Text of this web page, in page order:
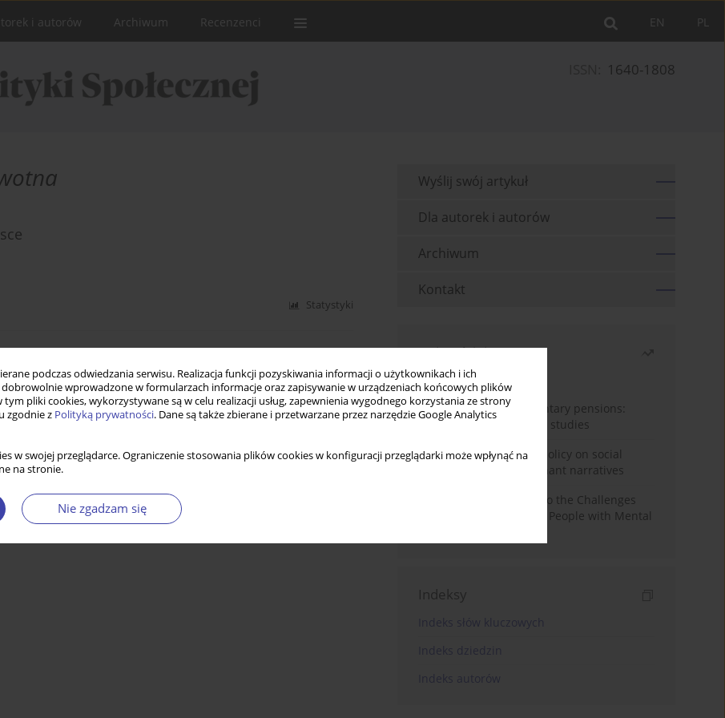
podczas odwiedzania serwisu. Realizacja funkcji pozyskiwania informacji o użytkownikach i ich
wprowadzone w formularzach informacje oraz zapisywanie w urządzeniach końcowych plików
tym pliki cookies, wykorzystywane są w celu realizacji usług, zapewnienia wygodnego korzystania ze strony
zgodnie z Polityką prywatności. Dane są także zbierane i przetwarzane przez narzędzie Google Analytics
w swojej przeglądarce. Ograniczenie stosowania plików cookies w konfiguracji przeglądarki może wpłynąć na
na stronie.
Nie zgadzam się
PL
EN
i autorów Archiwum Recenzenci
1640-1808
Statystyki
obietnice profesjonalizmu
Wyślij swój artykuł
Dla autorek i autorów
Archiwum
Kontakt
Najczęściej czytane
Miesiąc
Rok
Auto-enrolment in voluntary pensions:
Comparative OECD case studies
Delegitimizing climate policy on social
media platforms: Dominant narratives
Bibliometric Insights into the Challenges
and Needs of Homeless People with Mental
Indeksy
Indeks słów kluczowych
Indeks dziedzin
Indeks autorów